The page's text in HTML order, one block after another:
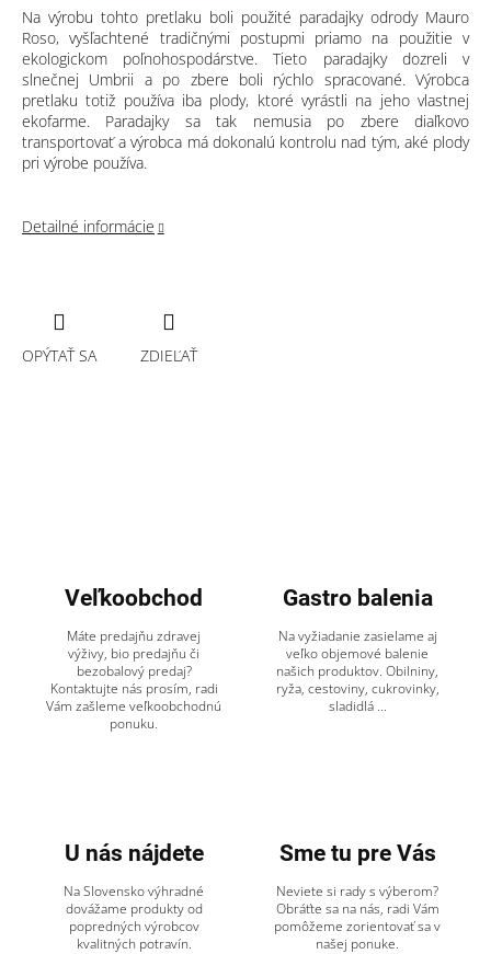
Na výrobu tohto pretlaku boli použité paradajky odrody Mauro
Roso, vyšľachtené tradičnými postupmi priamo na použitie v
ekologickom poľnohospodárstve. Tieto paradajky dozreli v
slnečnej Umbrii a po zbere boli rýchlo spracované. Výrobca
pretlaku totiž používa iba plody, ktoré vyrástli na jeho vlastnej
ekofarme. Paradajky sa tak nemusia po zbere diaľkovo
transportovať a výrobca má dokonalú kontrolu nad tým, aké plody
pri výrobe používa.
Detailné informácie
OPÝTAŤ SA ZDIEĽAŤ
Veľkoobchod
Máte predajňu zdravej
výživy, bio predajňu či
bezobalový predaj?
Kontaktujte nás prosím, radi
Vám zašleme veľkoobchodnú
ponuku.
Gastro balenia
Na vyžiadanie zasielame aj
veľko objemové balenie
našich produktov. Obilniny,
ryža, cestoviny, cukrovinky,
sladidlá ...
U nás nájdete
Na Slovensko výhradné
dovážame produkty od
popredných výrobcov
kvalitných potravín.
Sme tu pre Vás
Neviete si rady s výberom?
Obráťte sa na nás, radi Vám
pomôžeme zorientovať sa v
našej ponuke.